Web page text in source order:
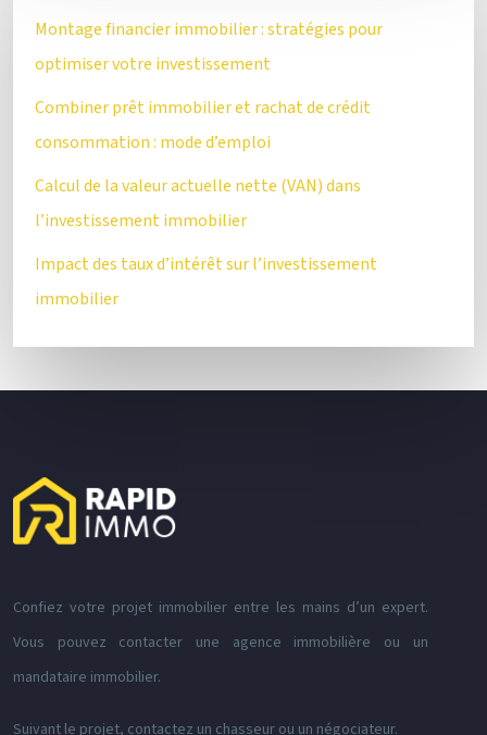
Montage financier immobilier : stratégies pour
optimiser votre investissement
Combiner prêt immobilier et rachat de crédit
consommation : mode d’emploi
Calcul de la valeur actuelle nette (VAN) dans
l’investissement immobilier
Impact des taux d’intérêt sur l’investissement
immobilier
Confiez votre projet immobilier entre les mains d’un expert.
Vous pouvez contacter une agence immobilière ou un
mandataire immobilier.
Suivant le projet, contactez un chasseur ou un négociateur.